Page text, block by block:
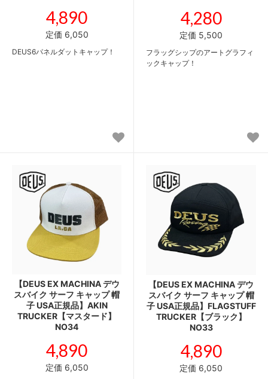
4,890
定価 6,050
DEUS6パネルダットキャップ！
4,280
定価 5,500
フラッグシップのアートグラフィ
ックキャップ！
【DEUS EX MACHINA デウ
スバイク サーフ キャップ 帽
子 USA正規品】AKIN
TRUCKER【マスタード】
NO34
4,890
定価 6,050
【DEUS EX MACHINA デウ
スバイク サーフ キャップ 帽
子 USA正規品】FLAGSTUFF
TRUCKER【ブラック】
NO33
4,890
定価 6,050